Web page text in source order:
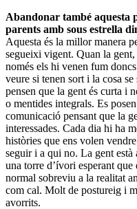
Abandonar també aquesta
parents amb sous estrella
Aquesta és la millor manera
segueixi vigent. Quan la
només els hi venen fum
veure si tenen sort i la cosa
pensen que la gent és curta i
o mentides integrals. Es
comunicació pensant que la
interessades. Cada dia hi ha
històries que ens volen
seguir i a qui no. La gent està
una torre d’ívori esperant
normal sobreviu a la realitat
com cal. Molt de postureig i
avorrits.